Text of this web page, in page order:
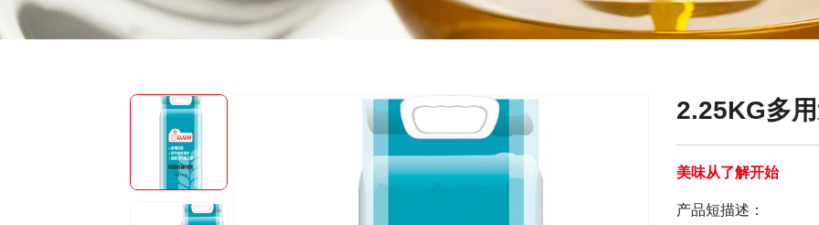
2.25KG多
美味从了解开始
产品短描述：